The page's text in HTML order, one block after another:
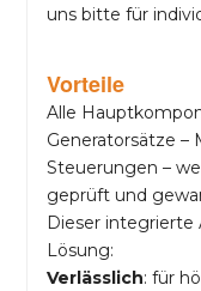
uns bitte für
Vorteile
Alle
Generatorsätze –
Steuerungen –
geprüft und
Dieser integrierte
Lösung:
Verlässlich: für